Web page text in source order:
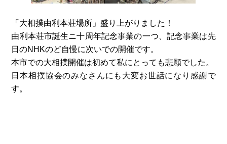
「大相撲由利本荘場所」盛り上がりました！
由利本荘市誕生ニ十周年記念事業の一つ、記念事業は先
日のNHKのど自慢に次いでの開催です。
本市での大相撲開催は初めて私にとっても悲願でした。
日本相撲協会のみなさんにも大変お世話になり感謝で
す。